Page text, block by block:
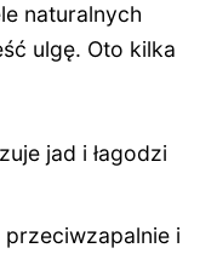
naturalnych
ulgę. Oto kilka
jad i łagodzi
przeciwzapalnie i